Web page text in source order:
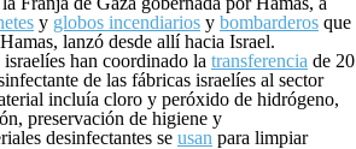
y globos incendiarios y bombarderos que
lanzó desde allí hacia Israel.
han coordinado la transferencia de 20
de las fábricas israelíes al sector
incluía cloro y peróxido de hidrógeno,
preservación de higiene y
desinfectantes se usan para limpiar